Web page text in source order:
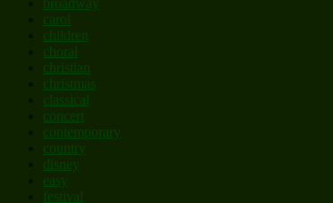
broadway
carol
children
choral
christian
christmas
classical
concert
contemporary
country
disney
easy
festival